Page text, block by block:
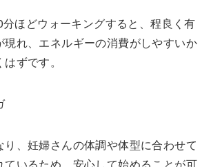
ほどウォーキングすると、程良く有
現れ、エネルギーの消費がしやすいか
ずです。
、妊婦さんの体調や体型に合わせて